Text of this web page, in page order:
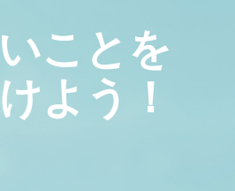
ことを
よう！